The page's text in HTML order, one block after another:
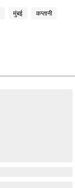
मुंबई कप्तानी